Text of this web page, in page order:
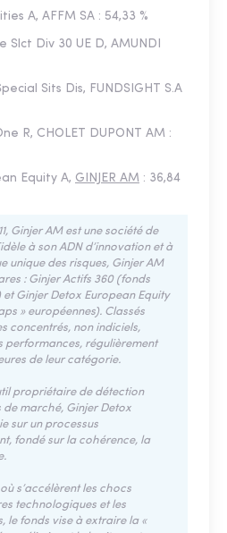
A, AFFM SA : 54,33 %
Slct Div 30 UE D, AMUNDI
Sits Dis, FUNDSIGHT S.A
R, CHOLET DUPONT AM :
Equity A, GINJER AM : 36,84
Ginjer AM est une société de
à son ADN d’innovation et à
unique des risques, Ginjer AM
: Ginjer Actifs 360 (fonds
Ginjer Detox European Equity
» européennes). Classés
concentrés, non indiciels,
performances, régulièrement
de leur catégorie.
propriétaire de détection
de marché, Ginjer Detox
sur un processus
fondé sur la cohérence, la
s’accélèrent les chocs
technologiques et les
le fonds vise à extraire la «